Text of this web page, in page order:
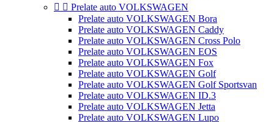
  Prelate auto VOLKSWAGEN
Prelate auto VOLKSWAGEN Bora
Prelate auto VOLKSWAGEN Caddy
Prelate auto VOLKSWAGEN Cross Polo
Prelate auto VOLKSWAGEN EOS
Prelate auto VOLKSWAGEN Fox
Prelate auto VOLKSWAGEN Golf
Prelate auto VOLKSWAGEN Golf Sportsvan
Prelate auto VOLKSWAGEN ID.3
Prelate auto VOLKSWAGEN Jetta
Prelate auto VOLKSWAGEN Lupo